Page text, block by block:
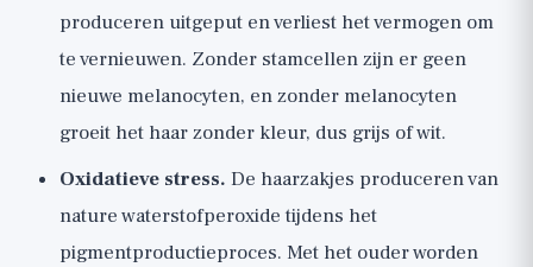
produceren uitgeput en verliest het vermogen om
te vernieuwen. Zonder stamcellen zijn er geen
nieuwe melanocyten, en zonder melanocyten
groeit het haar zonder kleur, dus grijs of wit.
Oxidatieve stress. De haarzakjes produceren van
nature waterstofperoxide tijdens het
pigmentproductieproces. Met het ouder worden